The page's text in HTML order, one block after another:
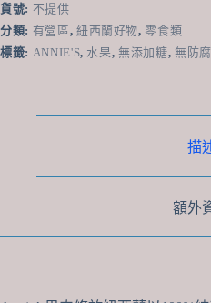
果
肉
水
貨號: 不提供
分類: 有營區, 紐西蘭好物, 零食類
標籤: ANNIE'S, 水果,無添加糖,無防
描
額外